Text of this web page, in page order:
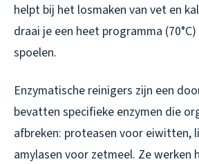
helpt bij het losmaken van vet en
draai je een heet programma
spoelen.
Enzymatische reinigers zijn een
bevatten specifieke enzymen die
afbreken: proteasen voor eiwitten,
amylasen voor zetmeel. Ze werken